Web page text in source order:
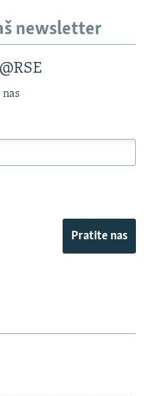
newsletter
Pratite nas